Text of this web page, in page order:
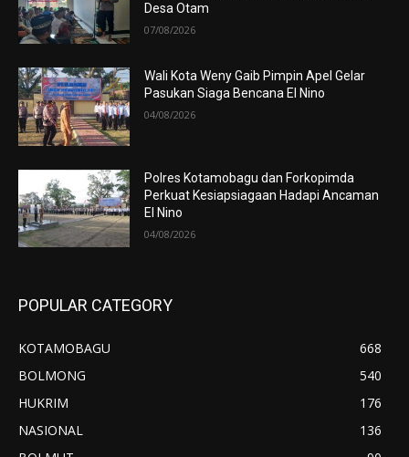
Desa Otam
07/08/2026
Wali Kota Weny Gaib Pimpin Apel Gelar
Pasukan Siaga Bencana El Nino
04/08/2026
Polres Kotamobagu dan Forkopimda
Perkuat Kesiapsiagaan Hadapi Ancaman
El Nino
04/08/2026
POPULAR CATEGORY
KOTAMOBAGU
668
BOLMONG
540
HUKRIM
176
NASIONAL
136